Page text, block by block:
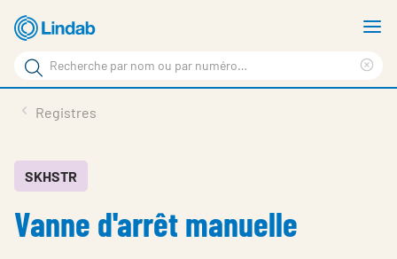
Aller
au
contenu
principal
Rechercher
Rechercher
sur
site
En vedette
À propos de Lindab
Registres
SKHSTR
Vanne d'arrêt manuelle